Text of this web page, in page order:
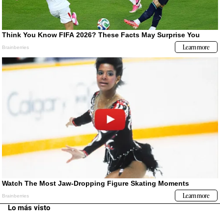
Lo más visto